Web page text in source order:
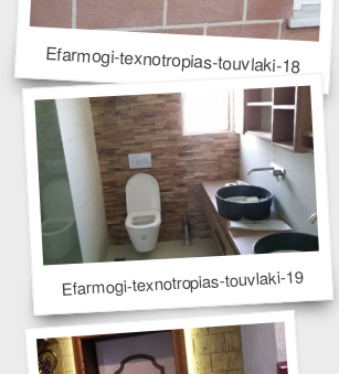
Efarmogi-texnotropias-touvlaki-18
Efarmogi-texnotropias-touvlaki-19